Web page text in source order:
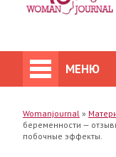
МЕНЮ
Womanjournal »
беременности —
побочные эффекты.